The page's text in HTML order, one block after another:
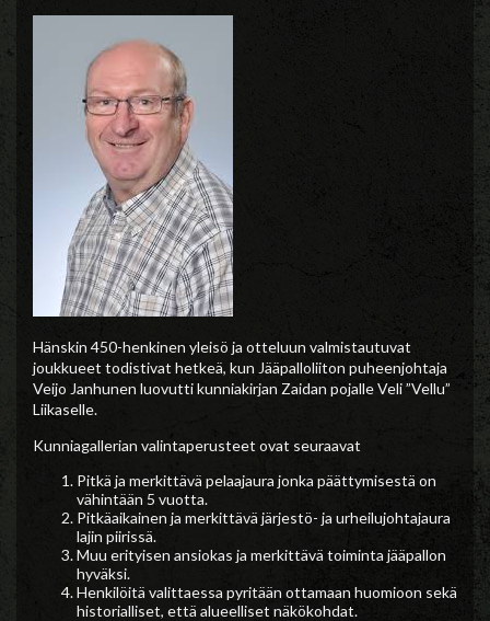
Hänskin 450-henkinen yleisö ja otteluun valmistautuvat
joukkueet todistivat hetkeä, kun Jääpalloliiton puheenjohtaja
Veijo Janhunen luovutti kunniakirjan Zaidan pojalle Veli ”Vellu”
Liikaselle.
Kunniagallerian valintaperusteet ovat seuraavat
Pitkä ja merkittävä pelaajaura jonka päättymisestä on
vähintään 5 vuotta.
Pitkäaikainen ja merkittävä järjestö- ja urheilujohtajaura
lajin piirissä.
Muu erityisen ansiokas ja merkittävä toiminta jääpallon
hyväksi.
Henkilöitä valittaessa pyritään ottamaan huomioon sekä
historialliset, että alueelliset näkökohdat.